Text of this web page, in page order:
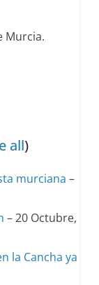
Murcia.
all)
murciana –
– 20 Octubre,
la Cancha ya